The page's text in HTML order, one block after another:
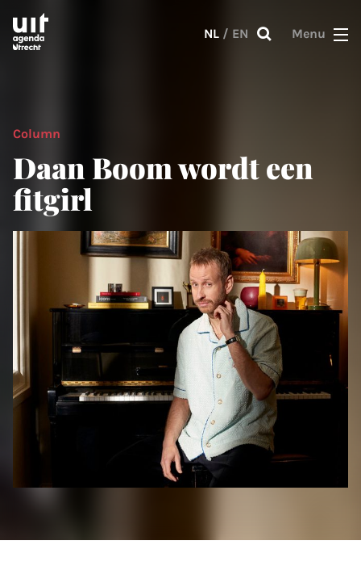
Skip to main content
NL / EN Menu
Column
Daan Boom wordt een
fitgirl